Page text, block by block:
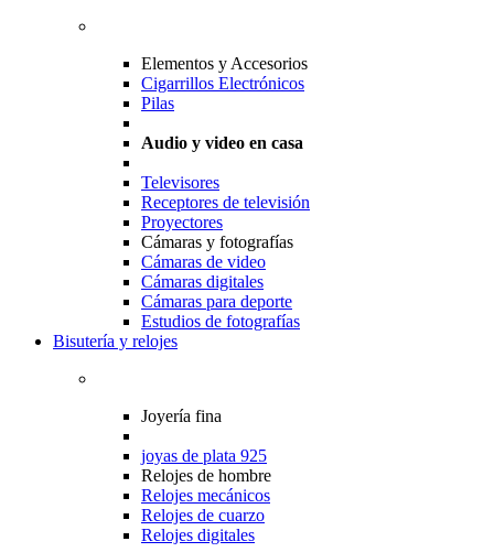
Elementos y Accesorios
Cigarrillos Electrónicos
Pilas
Audio y video en casa
Televisores
Receptores de televisión
Proyectores
Cámaras y fotografías
Cámaras de video
Cámaras digitales
Cámaras para deporte
Estudios de fotografías
Bisutería y relojes
Joyería fina
joyas de plata 925
Relojes de hombre
Relojes mecánicos
Relojes de cuarzo
Relojes digitales